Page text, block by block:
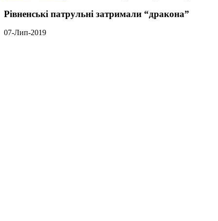
Рівненські патрульні затримали “дракона”
07-Лип-2019